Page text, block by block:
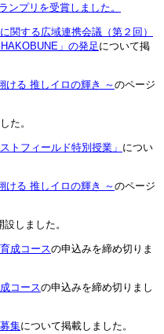
ンプリを受賞しました。
関する広域連携会議（第２回）
」の発足 について掲
ける 推しイロの輝き ～のページ
た。
トフィールド特別授業」 につい
ける 推しイロの輝き ～のページ
設しました。
成コースの申込みを締め切りま
コースの申込みを締め切りまし
集について掲載しました。